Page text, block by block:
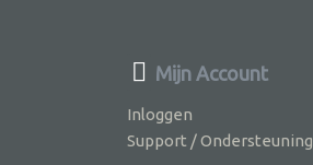
Mijn Account
Inloggen
Support / Ondersteuning